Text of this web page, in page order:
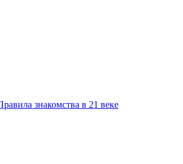
знакомства в 21 веке